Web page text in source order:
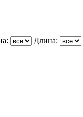
Длина: